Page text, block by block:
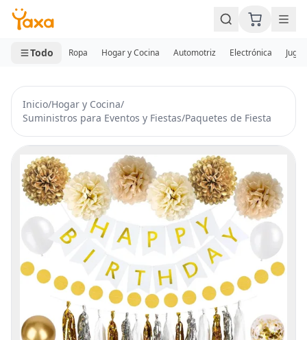
MINI CARRITO
0 productos
Todo Ropa Hogar y Cocina Automotriz Electrónica
Inicio/Hogar y Cocina/
Suministros para Eventos y Fiestas/Paquetes de Fiesta